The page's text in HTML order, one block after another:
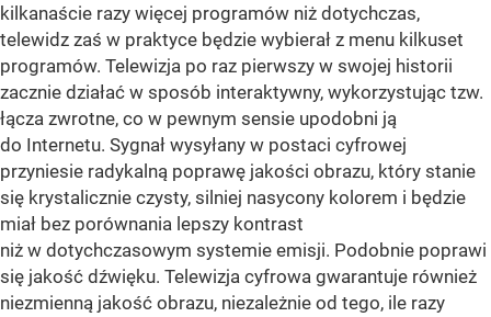
kilkanaście razy więcej programów niż dotychczas,
telewidz zaś w praktyce będzie wybierał z menu kilkuset
programów. Telewizja po raz pierwszy w swojej historii
zacznie działać w sposób interaktywny, wykorzystując tzw.
łącza zwrotne, co w pewnym sensie upodobni ją
do Internetu. Sygnał wysyłany w postaci cyfrowej
przyniesie radykalną poprawę jakości obrazu, który stanie
się krystalicznie czysty, silniej nasycony kolorem i będzie
miał bez porównania lepszy kontrast
niż w dotychczasowym systemie emisji. Podobnie poprawi
się jakość dźwięku. Telewizja cyfrowa gwarantuje również
niezmienną jakość obrazu, niezależnie od tego, ile razy